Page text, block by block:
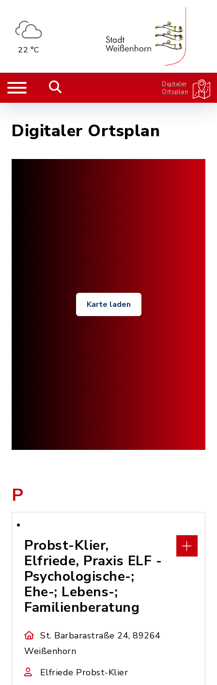
22 °C
Digitaler
Ortsplan
Digitaler Ortsplan
Karte laden
P
Probst-Klier,
Elfriede, Praxis ELF -
Psychologische-;
Ehe-; Lebens-;
Familienberatung
St. Barbarastraße 24, 89264
Weißenhorn
Elfriede Probst-Klier